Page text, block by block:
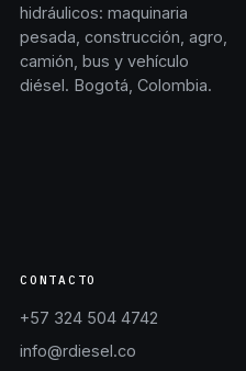
hidráulicos: maquinaria
pesada, construcción, agro,
camión, bus y vehículo
diésel. Bogotá, Colombia.
CONTACTO
+57 324 504 4742
info@rdiesel.co